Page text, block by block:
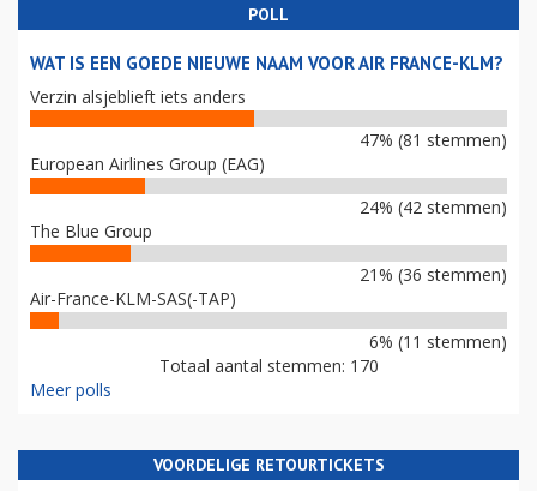
POLL
WAT IS EEN GOEDE NIEUWE NAAM VOOR AIR FRANCE-KLM?
Verzin alsjeblieft iets anders
47% (81 stemmen)
European Airlines Group (EAG)
24% (42 stemmen)
The Blue Group
21% (36 stemmen)
Air-France-KLM-SAS(-TAP)
6% (11 stemmen)
Totaal aantal stemmen: 170
Meer polls
VOORDELIGE RETOURTICKETS